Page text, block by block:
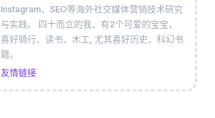
Instagram、SEO等海外社交媒体营销技术研究
与实践。 四十而立的我，有2个可爱的宝宝，
喜好骑行、读书、木工, 尤其喜好历史、科幻书
籍。
友情链接